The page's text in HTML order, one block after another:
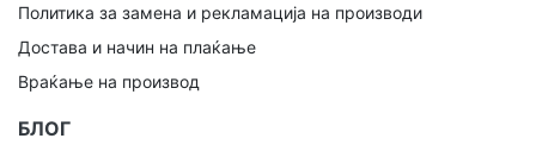
Политика за замена и рекламација на производи
Достава и начин на плаќање
Враќање на производ
БЛОГ